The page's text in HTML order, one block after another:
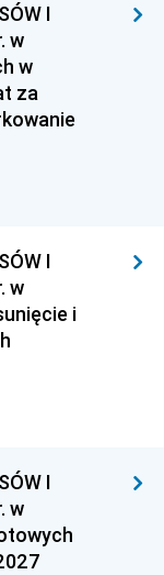
I
w
w
za
I
w
i
I
w